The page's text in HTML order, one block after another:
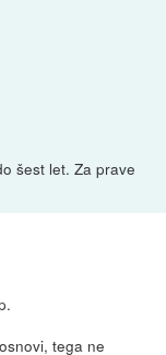
šest let. Za prave
tega ne